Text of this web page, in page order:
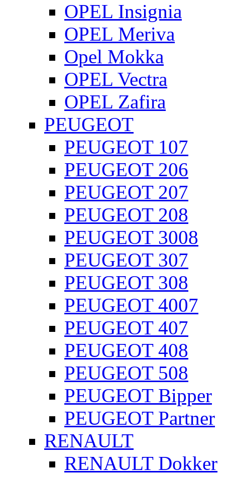
OPEL Insignia
OPEL Meriva
Opel Mokka
OPEL Vectra
OPEL Zafira
PEUGEOT
PEUGEOT 107
PEUGEOT 206
PEUGEOT 207
PEUGEOT 208
PEUGEOT 3008
PEUGEOT 307
PEUGEOT 308
PEUGEOT 4007
PEUGEOT 407
PEUGEOT 408
PEUGEOT 508
PEUGEOT Bipper
PEUGEOT Partner
RENAULT
RENAULT Dokker